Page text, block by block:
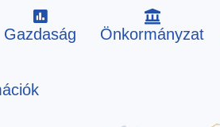
Gazdaság Önkormányzat